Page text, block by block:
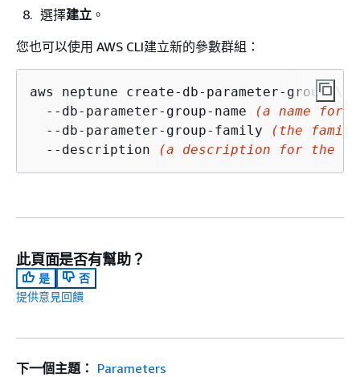
選擇建立 。
您也可以使用 AWS CLI建立新的參數群組：
aws neptune create-db-parameter-group \
  --db-parameter-group-name
(a name for
  --db-parameter-group-family
(the family
  --description
(a description for the
此頁面是否有幫助？
是
否
提供意見回饋
下一個主題： Parameters